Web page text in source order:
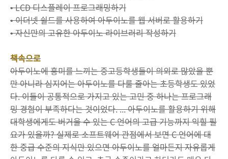
• LCD 디스플레이 프로그래밍하기
• 이더넷 쉴드를 사용하여 아두이노를 웹 서버로 활용하기
• 자신만의 고유한 아두이노 라이브러리 작성하기
책속으로
아두이노에 흥미를 느끼는 중고등학생들이 의외로 많았을 뿐
만 아니라 심지어는 아두이노를 다룰 줄아는 초등학생도 있었
다. 이들이 공통적으로 가지고 있는 고민 중 하나는 프로그래
밍 경험이 부족하다는 것이었다. ... 아두이노를 활용하기 위해
대학생에게도 버거울 수 있는 C 언어의 고급 기능까지 익힐 필
요가 있을까? 실제로 소프트웨어 관점에서 보면 C 언어에 대
한 중급 수준의 지식만 있으면 아두이노를 얼마든지 자유롭게